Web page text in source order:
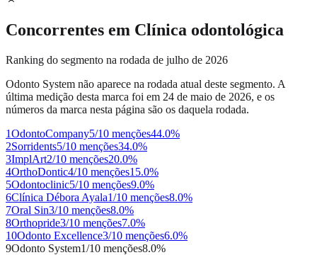
Concorrentes em Clínica odontológica
Ranking do segmento na rodada de julho de 2026
Odonto System não aparece na rodada atual deste segmento. A
última medição desta marca foi em 24 de maio de 2026, e os
números da marca nesta página são os daquela rodada.
1OdontoCompany5/10 menções44.0%
2Sorridents5/10 menções34.0%
3ImplArt2/10 menções20.0%
4OrthoDontic4/10 menções15.0%
5Odontoclinic5/10 menções9.0%
6Clínica Débora Ayala1/10 menções8.0%
7Oral Sin3/10 menções8.0%
8Orthopride3/10 menções7.0%
10Odonto Excellence3/10 menções6.0%
9Odonto System1/10 menções8.0%